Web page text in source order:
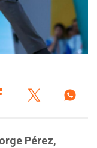
Pérez,